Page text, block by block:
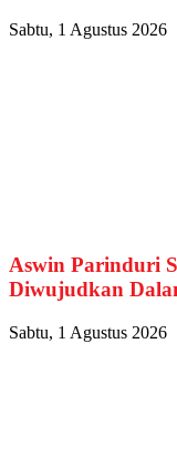
Sabtu, 1 Agustus 2026
Aswin Parinduri
Diwujudkan
Sabtu, 1 Agustus 2026